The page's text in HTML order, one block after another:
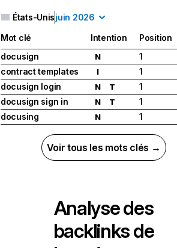
États-Unisjuin 2026
Mot clé Intention
Position
docusign
N
1
contract templates
I
1
docusign login
N T
1
docusign sign in
N T
1
docusing
N 1
Voir tous les mots clés →
Analyse des
backlinks de